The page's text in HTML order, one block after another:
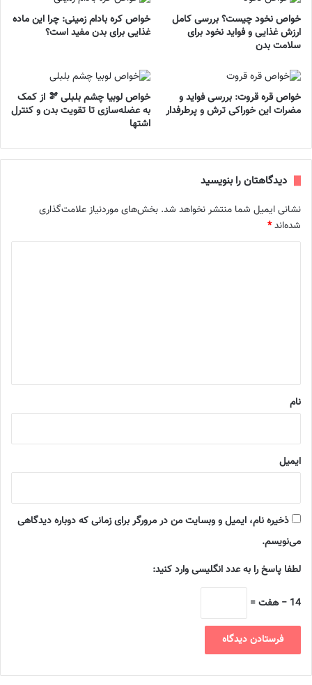
خواص نخود چیست؟ بررسی کامل
ارزش غذایی و فواید نخود برای
سلامت بدن
خواص کره بادام زمینی: چرا این ماده
غذایی برای بدن مفید است؟
خواص قره قروت: بررسی فواید و
مضرات این خوراکی ترش و پرطرفدار
خواص لوبیا چشم بلبلی 🫘 از کمک
به عضله‌سازی تا تقویت بدن و کنترل
اشتها
دیدگاهتان را بنویسید
نشانی ایمیل شما منتشر نخواهد شد. بخش‌های موردنیاز علامت‌گذاری
شده‌اند*
نام
ایمیل
ذخیره نام، ایمیل و وبسایت من در مرورگر برای زمانی که دوباره دیدگاهی
می‌نویسم.
لطفا پاسخ را به عدد انگلیسی وارد کنید:
14 − هفت =